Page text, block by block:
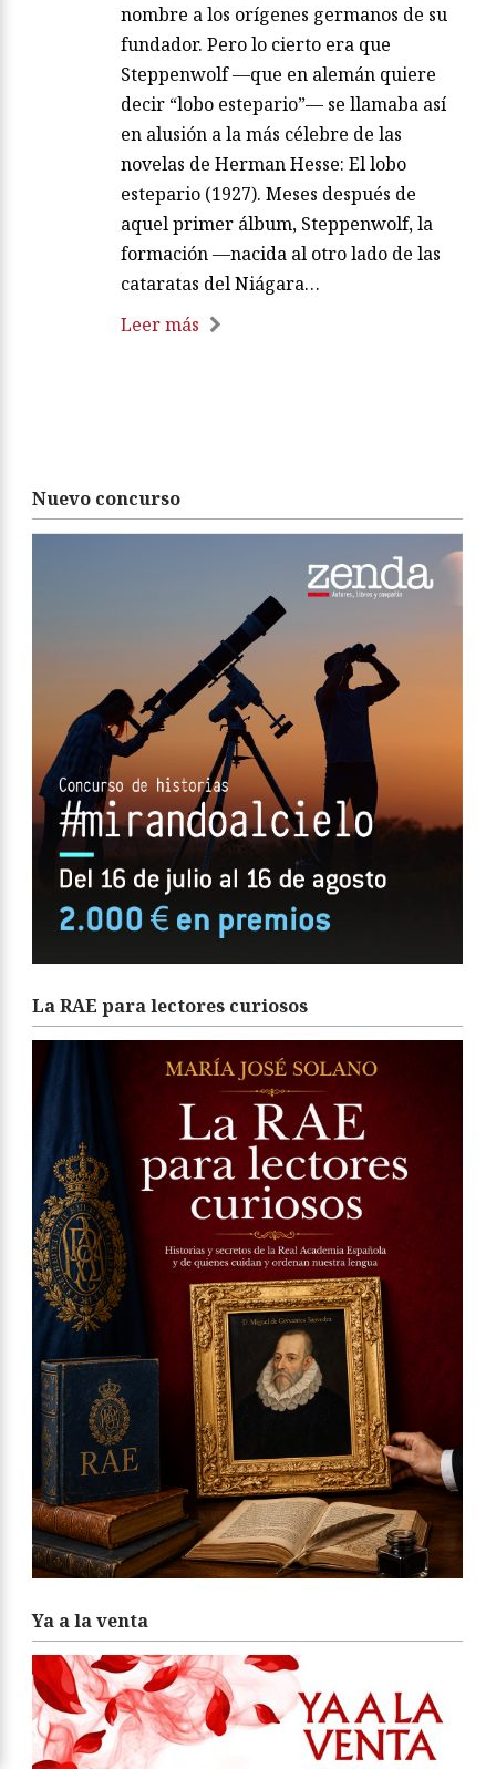
nombre a los orígenes germanos de su
fundador. Pero lo cierto era que
Steppenwolf —que en alemán quiere
decir “lobo estepario”— se llamaba así
en alusión a la más célebre de las
novelas de Herman Hesse: El lobo
estepario (1927). Meses después de
aquel primer álbum, Steppenwolf, la
formación —nacida al otro lado de las
cataratas del Niágara…
Leer más
Nuevo concurso
La RAE para lectores curiosos
Ya a la venta